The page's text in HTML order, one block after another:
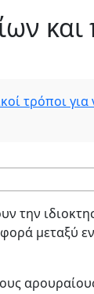
και
τρόποι
την
μεταξύ